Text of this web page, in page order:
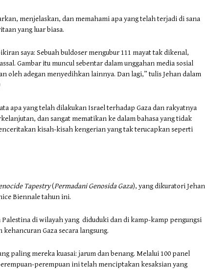
menjelaskan, dan memahami apa yang telah terjadi di sana
yang luar biasa.
saya: Sebuah buldoser mengubur 111 mayat tak dikenal,
Gambar itu muncul sebentar dalam unggahan media sosial
oleh adegan menyedihkan lainnya. Dan lagi,” tulis Jehan dalam
apa yang telah dilakukan Israel terhadap Gaza dan rakyatnya
dan sangat mematikan ke dalam bahasa yang tidak
kisah-kisah kengerian yang tak terucapkan seperti
Tapestry(Permadani Genosida Gaza), yang dikuratori Jehan
Biennale tahun ini.
di wilayah yang diduduki dan di kamp-kamp pengungsi
Gaza secara langsung.
paling mereka kuasai: jarum dan benang. Melalui 100 panel
perempuan ini telah menciptakan kesaksian yang